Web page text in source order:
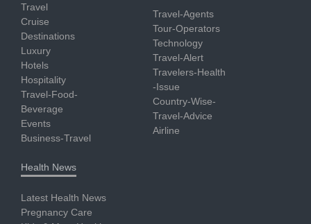
Travel
Cruise
Destinations
Luxury
Hotels
Hospitality
Travel-Food-
Beverage
Events
Business-Travel
Travel-Agents
Tour-Operators
Technology
Travel-Alert
Travelers-Health
-Issue
Country-Wise-
Travel-Advice
Airline
Health News
Latest Health News
Pregnancy Care